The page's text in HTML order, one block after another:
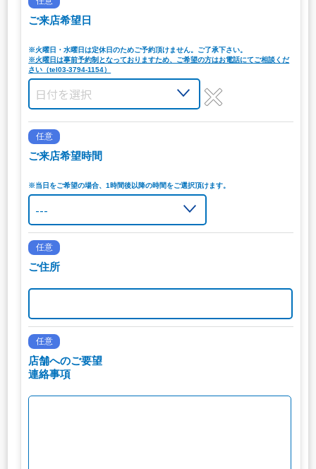
ご来店希望日
※火曜日・水曜日は定休日のためご予約頂けません。ご了承下さい。
※火曜日は事前予約制となっておりますため、ご希望の方はお電話にてご相談くだ
さい（tel03-3794-1154）
任意
ご来店希望時間
※当日をご希望の場合、1時間後以降の時間をご選択頂けます。
任意
ご住所
任意
店舗へのご要望
連絡事項